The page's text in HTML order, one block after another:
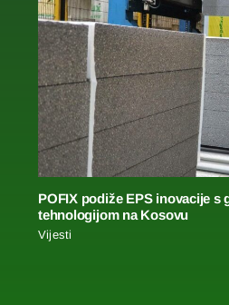
POFIX podiže EPS inovacije s
tehnologijom na Kosovu
Vijesti